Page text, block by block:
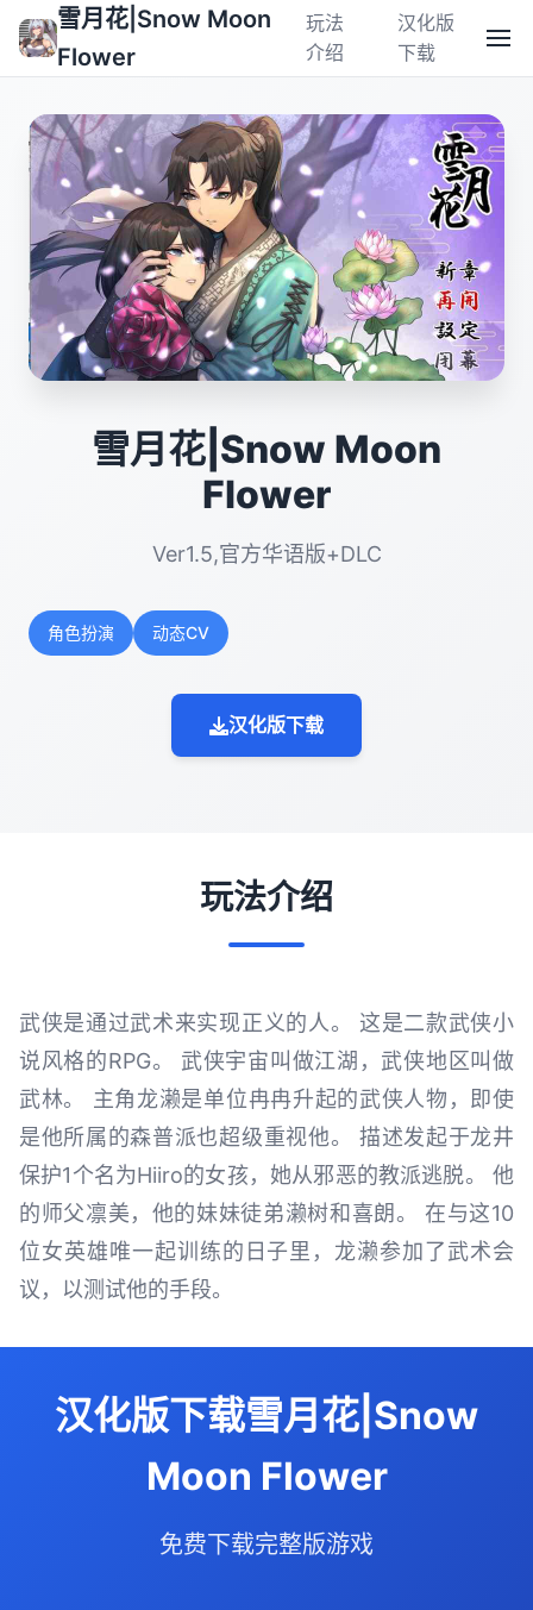
雪月花|Snow Moon
Flower
玩法
介绍
汉化版
下载
雪月花|Snow Moon
Flower
Ver1.5,官方华语版+DLC
角色扮演 动态CV
汉化版下载
玩法介绍
武侠是通过武术来实现正义的人。 这是二款武侠小
说风格的RPG。 武侠宇宙叫做江湖，武侠地区叫做
武林。 主角龙濑是单位冉冉升起的武侠人物，即使
是他所属的森普派也超级重视他。 描述发起于龙井
保护1个名为Hiiro的女孩，她从邪恶的教派逃脱。 他
的师父凛美，他的妹妹徒弟濑树和喜朗。 在与这10
位女英雄唯一起训练的日子里，龙濑参加了武术会
议，以测试他的手段。
汉化版下载雪月花|Snow
Moon Flower
免费下载完整版游戏